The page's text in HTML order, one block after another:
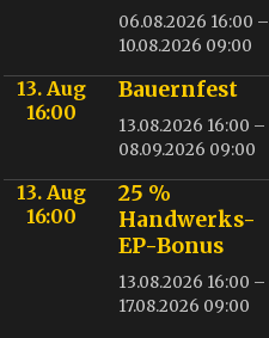
06.08.2026 16:00 –
10.08.2026 09:00
13. Aug
16:00
Bauernfest
13.08.2026 16:00 –
08.09.2026 09:00
13. Aug
16:00
25 %
Handwerks-
EP-Bonus
13.08.2026 16:00 –
17.08.2026 09:00